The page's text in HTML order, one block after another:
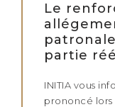
Le
partie
INITIA vous
prononcé lors